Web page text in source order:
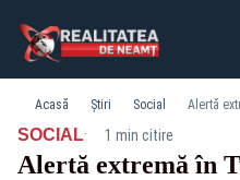
Acasă Știri Social
SOCIAL· 1 min citire
Alertă extremă în